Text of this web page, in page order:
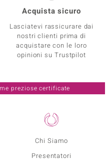
Chi Siamo
Presentatori
Acquista sicuro
Lasciatevi rassicurare dai
nostri clienti prima di
acquistare con le loro
opinioni su Trustpilot
preziose certificate